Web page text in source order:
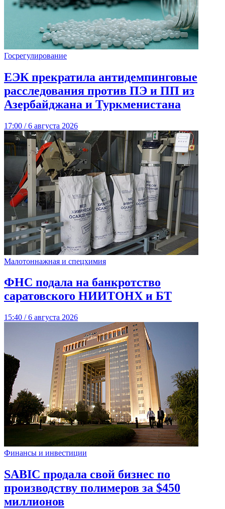
Госрегулирование
ЕЭК прекратила антидемпинговые
расследования против ПЭ и ПП из
Азербайджана и Туркменистана
17:00 / 6 августа 2026
Малотоннажная и спецхимия
ФНС подала на банкротство
саратовского НИИТОНХ и БТ
15:40 / 6 августа 2026
Финансы и инвестиции
SABIC продала свой бизнес по
производству полимеров за $450
миллионов